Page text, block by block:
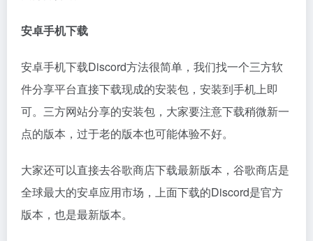
安卓手机下载
安卓手机下载Discord方法很简单，我们找一个三方软
件分享平台直接下载现成的安装包，安装到手机上即
可。三方网站分享的安装包，大家要注意下载稍微新一
点的版本，过于老的版本也可能体验不好。
大家还可以直接去谷歌商店下载最新版本，谷歌商店是
全球最大的安卓应用市场，上面下载的Discord是官方
版本，也是最新版本。